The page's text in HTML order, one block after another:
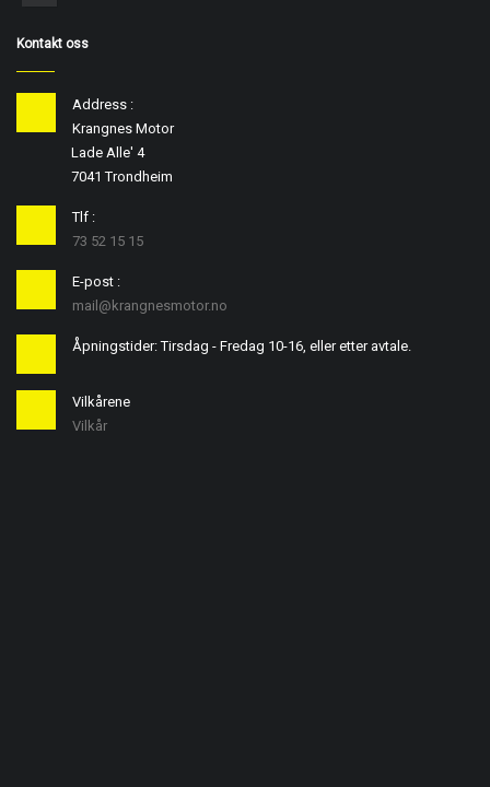
Kontakt oss
Address :
Krangnes Motor
Lade Alle' 4
7041 Trondheim
Tlf :
73 52 15 15
E-post :
mail@krangnesmotor.no
Åpningstider: Tirsdag - Fredag 10-16, eller etter avtale.
Vilkårene
Vilkår